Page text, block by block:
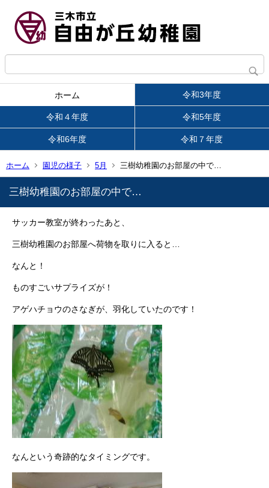
ホーム 令和3年度
令和４年度 令和5年度
令和6年度 令和７年度
ホーム 園児の様子 5月 三樹幼稚園のお部屋の中で…
三樹幼稚園のお部屋の中で…
サッカー教室が終わったあと、
三樹幼稚園のお部屋へ荷物を取りに入ると…
なんと！
ものすごいサプライズが！
アゲハチョウのさなぎが、羽化していたのです！
なんという奇跡的なタイミングです。